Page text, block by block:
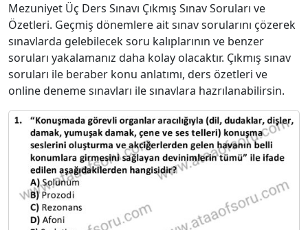
Mezuniyet Üç Ders Sınavı Çıkmış Sınav Soruları ve
Özetleri. Geçmiş dönemlere ait sınav sorularını çözerek
sınavlarda gelebilecek soru kalıplarının ve benzer
soruları yakalamanız daha kolay olacaktır. Çıkmış sınav
soruları ile beraber konu anlatımı, ders özetleri ve
online deneme sınavları ile sınavlara hazrılanabilirsin.